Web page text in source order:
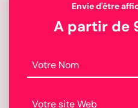
Envie d'être
A partir de